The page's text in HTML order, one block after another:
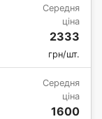
Середня
ціна
2333
грн/шт.
Середня
ціна
1600